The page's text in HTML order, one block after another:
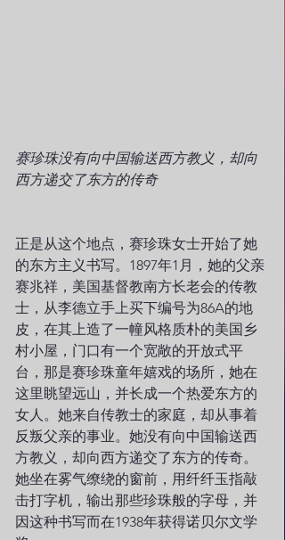
赛珍珠没有向中国输送西方教义，却向
西方递交了东方的传奇
正是从这个地点，赛珍珠女士开始了她
的东方主义书写。1897年1月，她的父亲
赛兆祥，美国基督教南方长老会的传教
士，从李德立手上买下编号为86A的地
皮，在其上造了一幢风格质朴的美国乡
村小屋，门口有一个宽敞的开放式平
台，那是赛珍珠童年嬉戏的场所，她在
这里眺望远山，并长成一个热爱东方的
女人。她来自传教士的家庭，却从事着
反叛父亲的事业。她没有向中国输送西
方教义，却向西方递交了东方的传奇。
她坐在雾气缭绕的窗前，用纤纤玉指敲
击打字机，输出那些珍珠般的字母，并
因这种书写而在1938年获得诺贝尔文学